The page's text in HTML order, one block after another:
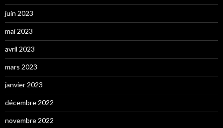
juin 2023
mai 2023
avril 2023
mars 2023
janvier 2023
décembre 2022
novembre 2022